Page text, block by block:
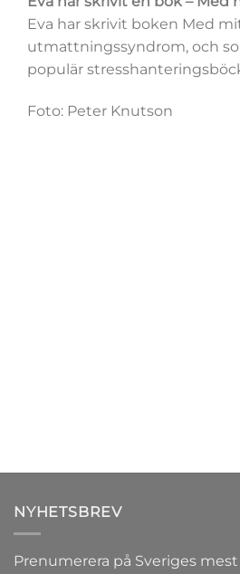
Eva har skrivit boken Med
utmattningssyndrom, och
populär
Foto: Peter Knutson
NYHETSBREV
Prenumerera på Sveriges